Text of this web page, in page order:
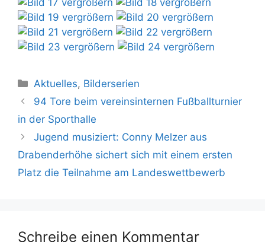
Kategorien
Aktuelles, Bilderserien
94 Tore beim vereinsinternen Fußballturnier
in der Sporthalle
Jugend musiziert: Conny Melzer aus
Drabenderhöhe sichert sich mit einem ersten
Platz die Teilnahme am Landeswettbewerb
Schreibe einen Kommentar